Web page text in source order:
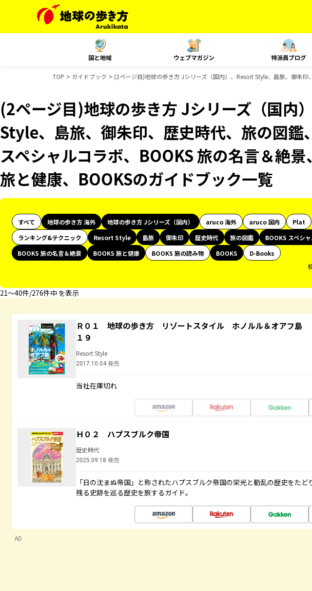
国と地域 ウェブマガジン 特派員ブログ
TOP ガイドブック (2ページ目)地球の歩き方 Jシリーズ（国内）、Resort Style、島旅、御朱印
(2ページ目)地球の歩き方 Jシリーズ（国内
Style、島旅、御朱印、歴史時代、旅の図鑑
スペシャルコラボ、BOOKS 旅の名言＆絶景
旅と健康、BOOKSのガイドブック一覧
すべて 地球の歩き方 海外 地球の歩き方 Jシリーズ（国内） aruco 海外 aruco 国内
Plat
ランキング&テクニック
Resort Style 島旅 御朱印 歴史時代 旅の図鑑
BOOKS スペシ
BOOKS 旅の名言＆絶景
BOOKS 旅と健康 BOOKS 旅の読み物 BOOKS
D-Books
21〜40件/276件中 を表示
Ｒ０１ 地球の歩き方 リゾートスタイル ホノルル＆オアフ島
１９
Resort Style
2017.10.04 発売
当社在庫切れ
Ｈ０２ ハプスブルク帝国
歴史時代
2025.09.18 発売
「日の沈まぬ帝国」と称されたハプスブルク帝国の栄光と動乱の歴史をたど
残る史跡を巡る歴史を旅するガイド。
AD